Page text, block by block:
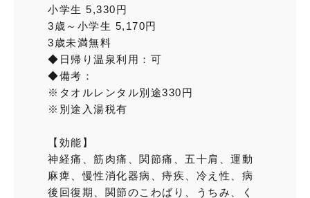
小学生 5,330円
3歳～小学生 5,170円
3歳未満無料
◆日帰り温泉利用：可
◆備考：
※タオルレンタル別途330円
※別途入湯税有
【効能】
神経痛、筋肉痛、関節痛、五十肩、運動
麻痺、慢性消化器病、痔疾、冷え性、病
後回復期、関節のこわばり、うちみ、く